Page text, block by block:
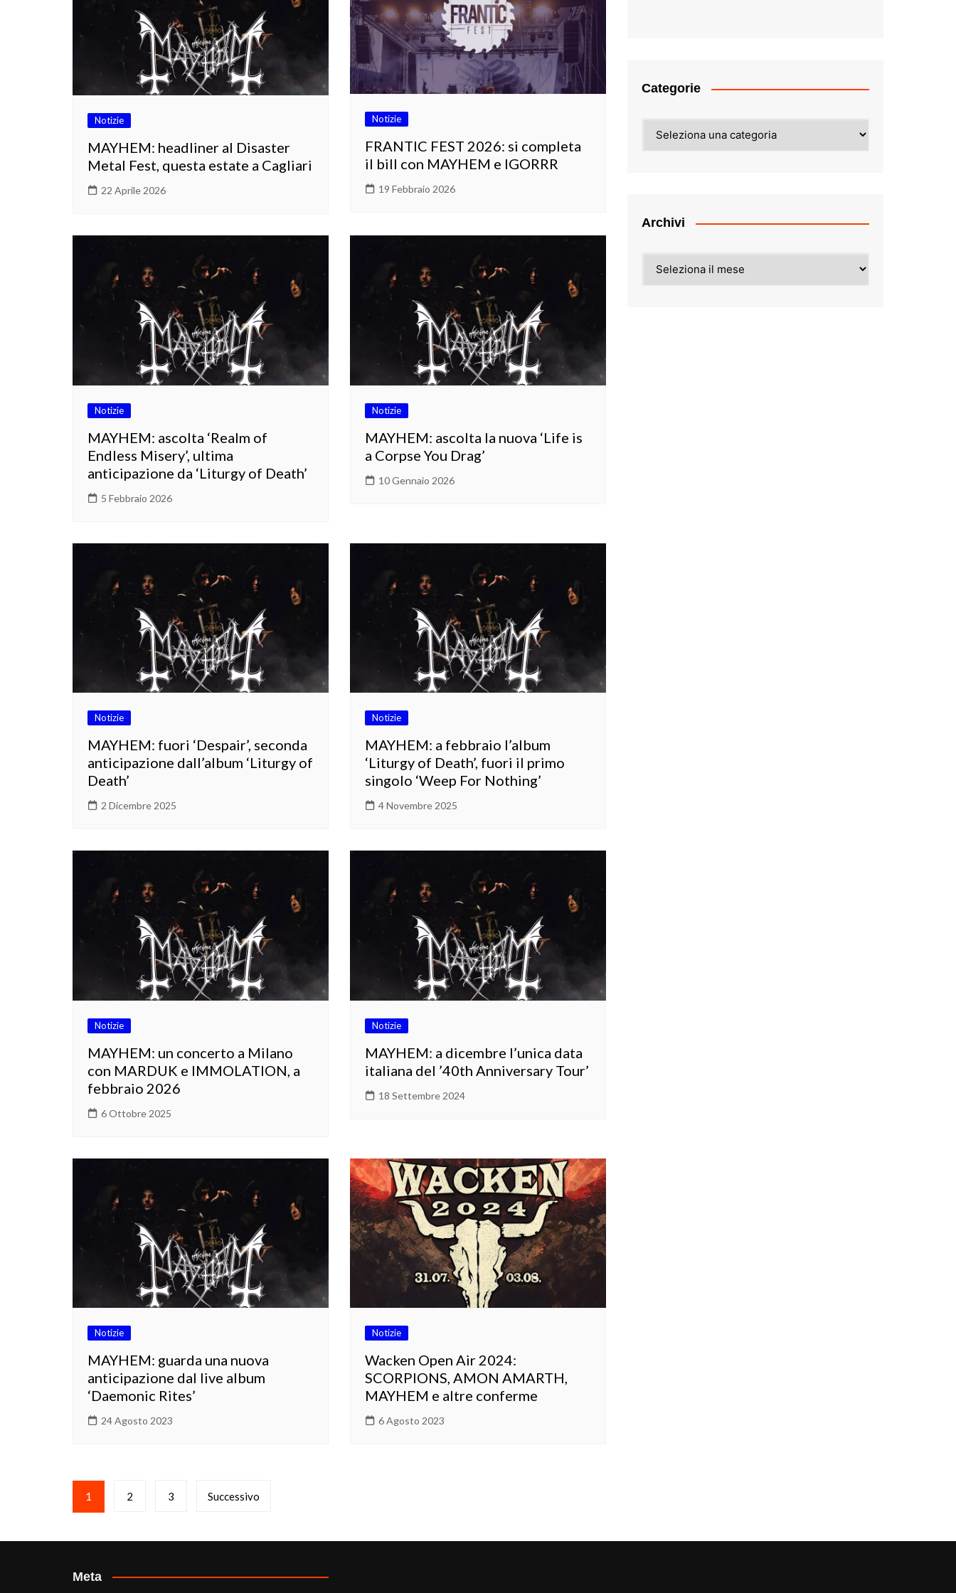
Notizie
MAYHEM: headliner al Disaster
Metal Fest, questa estate a Cagliari
22 Aprile 2026
Notizie
FRANTIC FEST 2026: si completa
il bill con MAYHEM e IGORRR
19 Febbraio 2026
Notizie
MAYHEM: ascolta ‘Realm of
Endless Misery’, ultima
anticipazione da ‘Liturgy of Death’
5 Febbraio 2026
Notizie
MAYHEM: ascolta la nuova ‘Life is
a Corpse You Drag’
10 Gennaio 2026
Notizie
MAYHEM: fuori ‘Despair’, seconda
anticipazione dall’album ‘Liturgy of
Death’
2 Dicembre 2025
Notizie
MAYHEM: a febbraio l’album
‘Liturgy of Death’, fuori il primo
singolo ‘Weep For Nothing’
4 Novembre 2025
Notizie
MAYHEM: un concerto a Milano
con MARDUK e IMMOLATION, a
febbraio 2026
6 Ottobre 2025
Notizie
MAYHEM: a dicembre l’unica data
italiana del ’40th Anniversary Tour’
18 Settembre 2024
Notizie
MAYHEM: guarda una nuova
anticipazione dal live album
‘Daemonic Rites’
24 Agosto 2023
Notizie
Wacken Open Air 2024:
SCORPIONS, AMON AMARTH,
MAYHEM e altre conferme
6 Agosto 2023
Paginazione
degli
articoli
1 2 3 Successivo
Categorie
Archivi
Meta